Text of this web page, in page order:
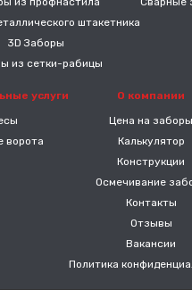
штакетника
3D Заборы
из сетки-рабицы
услуги
ворота
О компании
Цена на заборы
Калькулятор
Конструкции
Осмечивание
Контакты
Отзывы
Вакансии
Политика